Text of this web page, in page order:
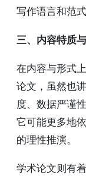
写作语言和范
三、内容特质
在内容与形式
论文，虽然也
度、数据严谨
它可能更多地
的理性推演。
学术论文则有